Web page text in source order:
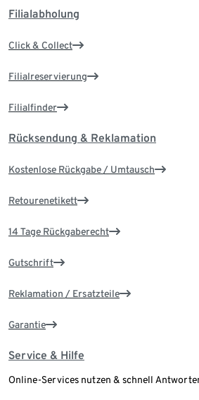
Filialabholung
Click & Collect
Filialreservierung
Filialfinder
Rücksendung & Reklamation
Kostenlose Rückgabe / Umtausch
Retourenetikett
14 Tage Rückgaberecht
Gutschrift
Reklamation / Ersatzteile
Garantie
Service & Hilfe
Online-Services nutzen & schnell